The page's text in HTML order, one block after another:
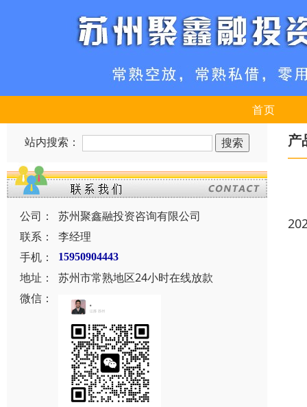
首页
站内搜索：
公司：
苏州聚鑫融投资咨询有限公司
联系：
李经理
手机：
15950904443
地址：
苏州市常熟地区24小时在线放款
微信：
产